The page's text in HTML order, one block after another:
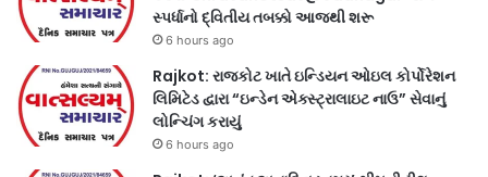
સ્પર્ધાનો દ્વિતીય તબક્કો આજથી શરૂ
6 hours ago
Rajkot: રાજકોટ ખાતે ઇન્ડિયન ઓઇલ કોર્પોરેશન
લિમિટેડ દ્વારા “ઇન્ડેન એક્સ્ટ્રાલાઇટ નાઉ” સેવાનું
લોન્ચિંગ કરાયું
6 hours ago